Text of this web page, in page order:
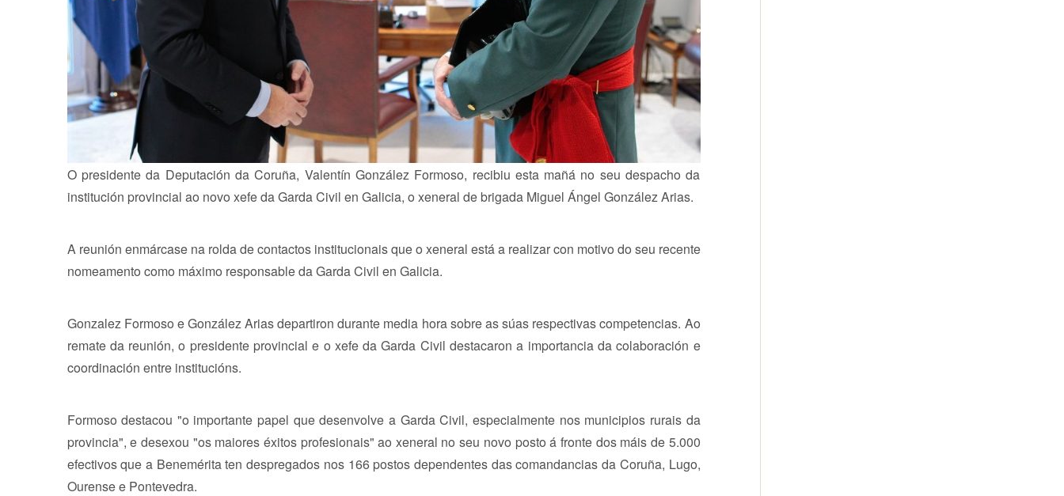
O presidente da Deputación da Coruña, Valentín González Formoso, recibiu esta mañá no seu despacho da
institución provincial ao novo xefe da Garda Civil en Galicia, o xeneral de brigada Miguel Ángel González Arias.
A reunión enmárcase na rolda de contactos institucionais que o xeneral está a realizar con motivo do seu recente
nomeamento como máximo responsable da Garda Civil en Galicia.
Gonzalez Formoso e González Arias departiron durante media hora sobre as súas respectivas competencias. Ao
remate da reunión, o presidente provincial e o xefe da Garda Civil destacaron a importancia da colaboración e
coordinación entre institucións.
Formoso destacou "o importante papel que desenvolve a Garda Civil, especialmente nos municipios rurais da
provincia", e desexou "os maiores éxitos profesionais" ao xeneral no seu novo posto á fronte dos máis de 5.000
efectivos que a Benemérita ten despregados nos 166 postos dependentes das comandancias da Coruña, Lugo,
Ourense e Pontevedra.